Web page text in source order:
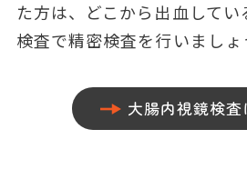
た方は、どこから出血して
検査で精密検査を行いましょ
大腸内視鏡検査